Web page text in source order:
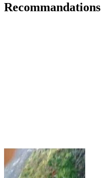
Recommandations